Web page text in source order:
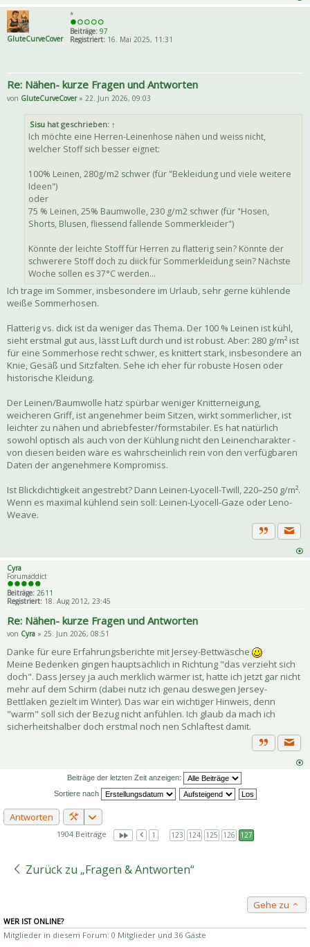
GluteCurveCover
*
Beiträge: 97
Registriert: 16. Mai 2025, 11:31
Re: Nähen- kurze Fragen und Antworten
von GluteCurveCover» 22. Jun 2026, 09:03
Sisu hat geschrieben: ↑
Ich möchte eine Herren-Leinenhose nähen und weiss nicht,
welcher Stoff sich besser eignet:
100% Leinen, 280g/m2 schwer (für "Bekleidung und viele weitere
Ideen")
oder
75 % Leinen, 25% Baumwolle, 230 g/m2 schwer (für "Hosen,
Shorts, Blusen, fliessend fallende Sommerkleider")
Könnte der leichte Stoff für Herren zu flatterig sein? Könnte der
schwerere Stoff doch zu diick für Sommerkleidung sein? Nächste
Woche sollen es 37°C werden...
Ich trage im Sommer, insbesondere im Urlaub, sehr gerne kühlende
weiße Sommerhosen.
Flatterig vs. dick ist da weniger das Thema. Der 100 % Leinen ist kühl,
sieht erstmal gut aus, lässt Luft durch und ist robust. Aber: 280 g/m² ist
für eine Sommerhose recht schwer, es knittert stark, insbesondere an
Knie, Gesäß und Sitzfalten. Sehe ich eher für robuste Hosen oder
historische Kleidung.
Der Leinen/Baumwolle hatz spürbar weniger Knitterneigung,
weicheren Griff, ist angenehmer beim Sitzen, wirkt sommerlicher, ist
leichter zu nähen und abriebfester/formstabiler. Es hat natürlich
sowohl optisch als auch von der Kühlung nicht den Leinencharakter -
von diesen beiden wäre es wahrscheinlich rein von den verfügbaren
Daten der angenehmere Kompromiss.
Ist Blickdichtigkeit angestrebt? Dann Leinen-Lyocell-Twill, 220–250 g/m².
Wenn es maximal kühlend sein soll: Leinen-Lyocell-Gaze oder Leno-
Weave.
Zitat
Cyra
Forumaddict
Beiträge: 2611
Registriert: 18. Aug 2012, 23:45
Re: Nähen- kurze Fragen und Antworten
von Cyra » 25. Jun 2026, 08:51
Danke für eure Erfahrungsberichte mit Jersey-Bettwäsche
Meine Bedenken gingen hauptsächlich in Richtung "das verzieht sich
doch". Dass Jersey ja auch merklich wärmer ist, hatte ich jetzt gar nicht
mehr auf dem Schirm (dabei nutz ich genau deswegen Jersey-
Bettlaken gezielt im Winter). Das war ein wichtiger Hinweis, denn
"warm" soll sich der Bezug nicht anfühlen. Ich glaub da mach ich
sicherheitshalber doch erstmal noch nen Schlaftest damit.
Zitat
Beiträge der letzten Zeit anzeigen:
Sortiere nach
Antworten
1904 Beiträge 1 123 124 125 126 127
Zurück zu „Fragen & Antworten“
Gehe zu
WER IST ONLINE?
Mitglieder in diesem Forum: 0 Mitglieder und 36 Gäste